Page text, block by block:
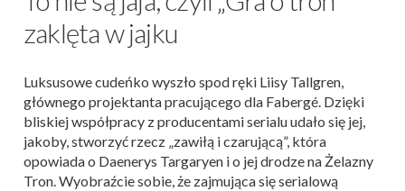
zaklęta w jajku
Luksusowe cudeńko wyszło spod ręki Liisy Tallgren,
głównego projektanta pracującego dla Fabergé. Dzięki
bliskiej współpracy z producentami serialu udało się jej,
jakoby, stworzyć rzecz „zawiłą i czarującą”, która
opowiada o Daenerys Targaryen i o jej drodze na Żelazny
Tron. Wyobraźcie sobie, że zajmująca się serialową